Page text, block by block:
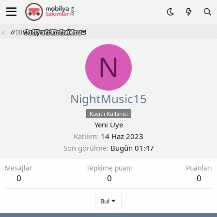
📿🧙‍♂️M͜͡o͜͡b͜͡i͜͡l͜͡y͜͡a͜͡T͜͡a͜͡k͜͡i͜͡m͜͡l͜͡a͜͡r͜͡i͜͡.͜͡C͜͡o͜͡m͜͡🦉
N
NightMusic15
Kayıtlı Kullanıcı
Yeni Üye
Katılım 14 Haz 2023
Son görülme Bugün 01:47
Mesajlar
0
Tepkime puanı
0
Puanları
0
Bul